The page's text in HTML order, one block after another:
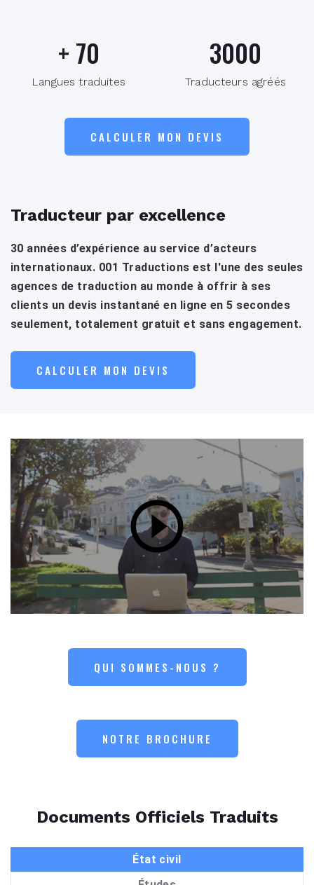
+ 70
Langues traduites
3000
Traducteurs agréés
CALCULER MON DEVIS
Traducteur par excellence
30 années d’expérience au service d’acteurs
internationaux. 001 Traductions est l'une des seules
agences de traduction au monde à offrir à ses
clients un devis instantané en ligne en 5 secondes
seulement, totalement gratuit et sans engagement.
CALCULER MON DEVIS
QUI SOMMES-NOUS ?
NOTRE BROCHURE
Documents Officiels Traduits
État civil